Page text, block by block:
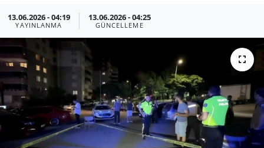
13.06.2026 - 04:19
YAYINLANMA
13.06.2026 - 04:25
GÜNCELLEME